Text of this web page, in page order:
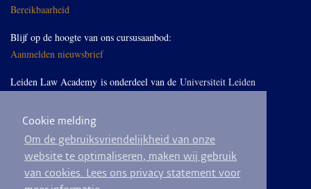
Cookie melding
Om de gebruiksvriendelijkheid van onze
website te optimaliseren, maken wij gebruik
van cookies. Lees ons privacy statement voor
Bereikbaarheid
Blijf op de hoogte van ons cursusaanbod:
Aanmelden nieuwsbrief
Leiden Law Academy is onderdeel van de Universiteit Leiden
Volg ons op LinkedIn